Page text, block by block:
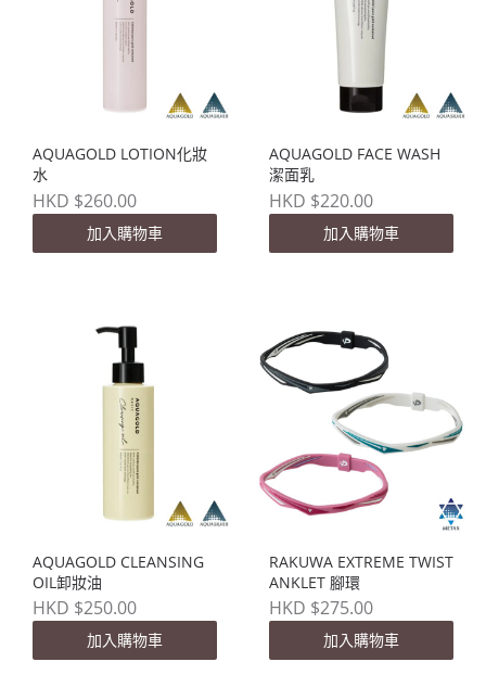
AQUAGOLD LOTION化妝
水
HKD $260.00
加入購物車
AQUAGOLD FACE WASH
潔面乳
HKD $220.00
加入購物車
AQUAGOLD CLEANSING
OIL卸妝油
HKD $250.00
加入購物車
RAKUWA EXTREME TWIST
ANKLET 腳環
HKD $275.00
加入購物車